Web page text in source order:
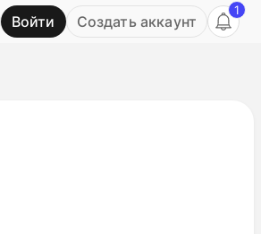
Войти Создать аккаунт
1